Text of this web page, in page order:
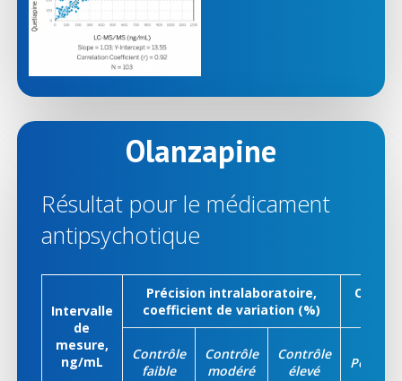
Olanzapine
Résultat pour le médicament
antipsychotique
Intervalle
de
mesure,
ng/mL
Précision intralaboratoire,
coefficient de variation (%)
Contrôle
faible
Contrôle
modéré
Contrôle
élevé
Pente